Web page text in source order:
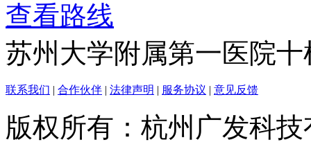
查看路线
苏州大学附属第一医院
联系我们 | 合作伙伴 | 法律声明 | 服务协议 | 意见反馈
版权所有：杭州广发科